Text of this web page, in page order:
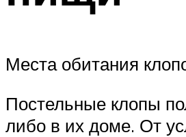
Места обитания
Постельные клопы
либо в их доме. От